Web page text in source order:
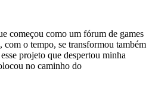
começou como um fórum de games
com o tempo, se transformou também
projeto que despertou minha
no caminho do